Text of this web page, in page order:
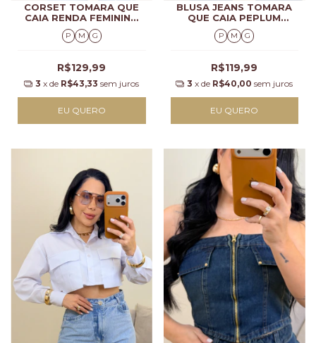
CORSET TOMARA QUE
CAIA RENDA FEMININO
CECÍLIA
P M G
R$129,99
3 x de R$43,33 sem juros
EU QUERO
BLUSA JEANS TOMARA
QUE CAIA PEPLUM
FEMININA MALU
P M G
R$119,99
3 x de R$40,00 sem juros
EU QUERO